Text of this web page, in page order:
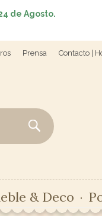
de Agosto.
Prensa Contacto |
& Deco